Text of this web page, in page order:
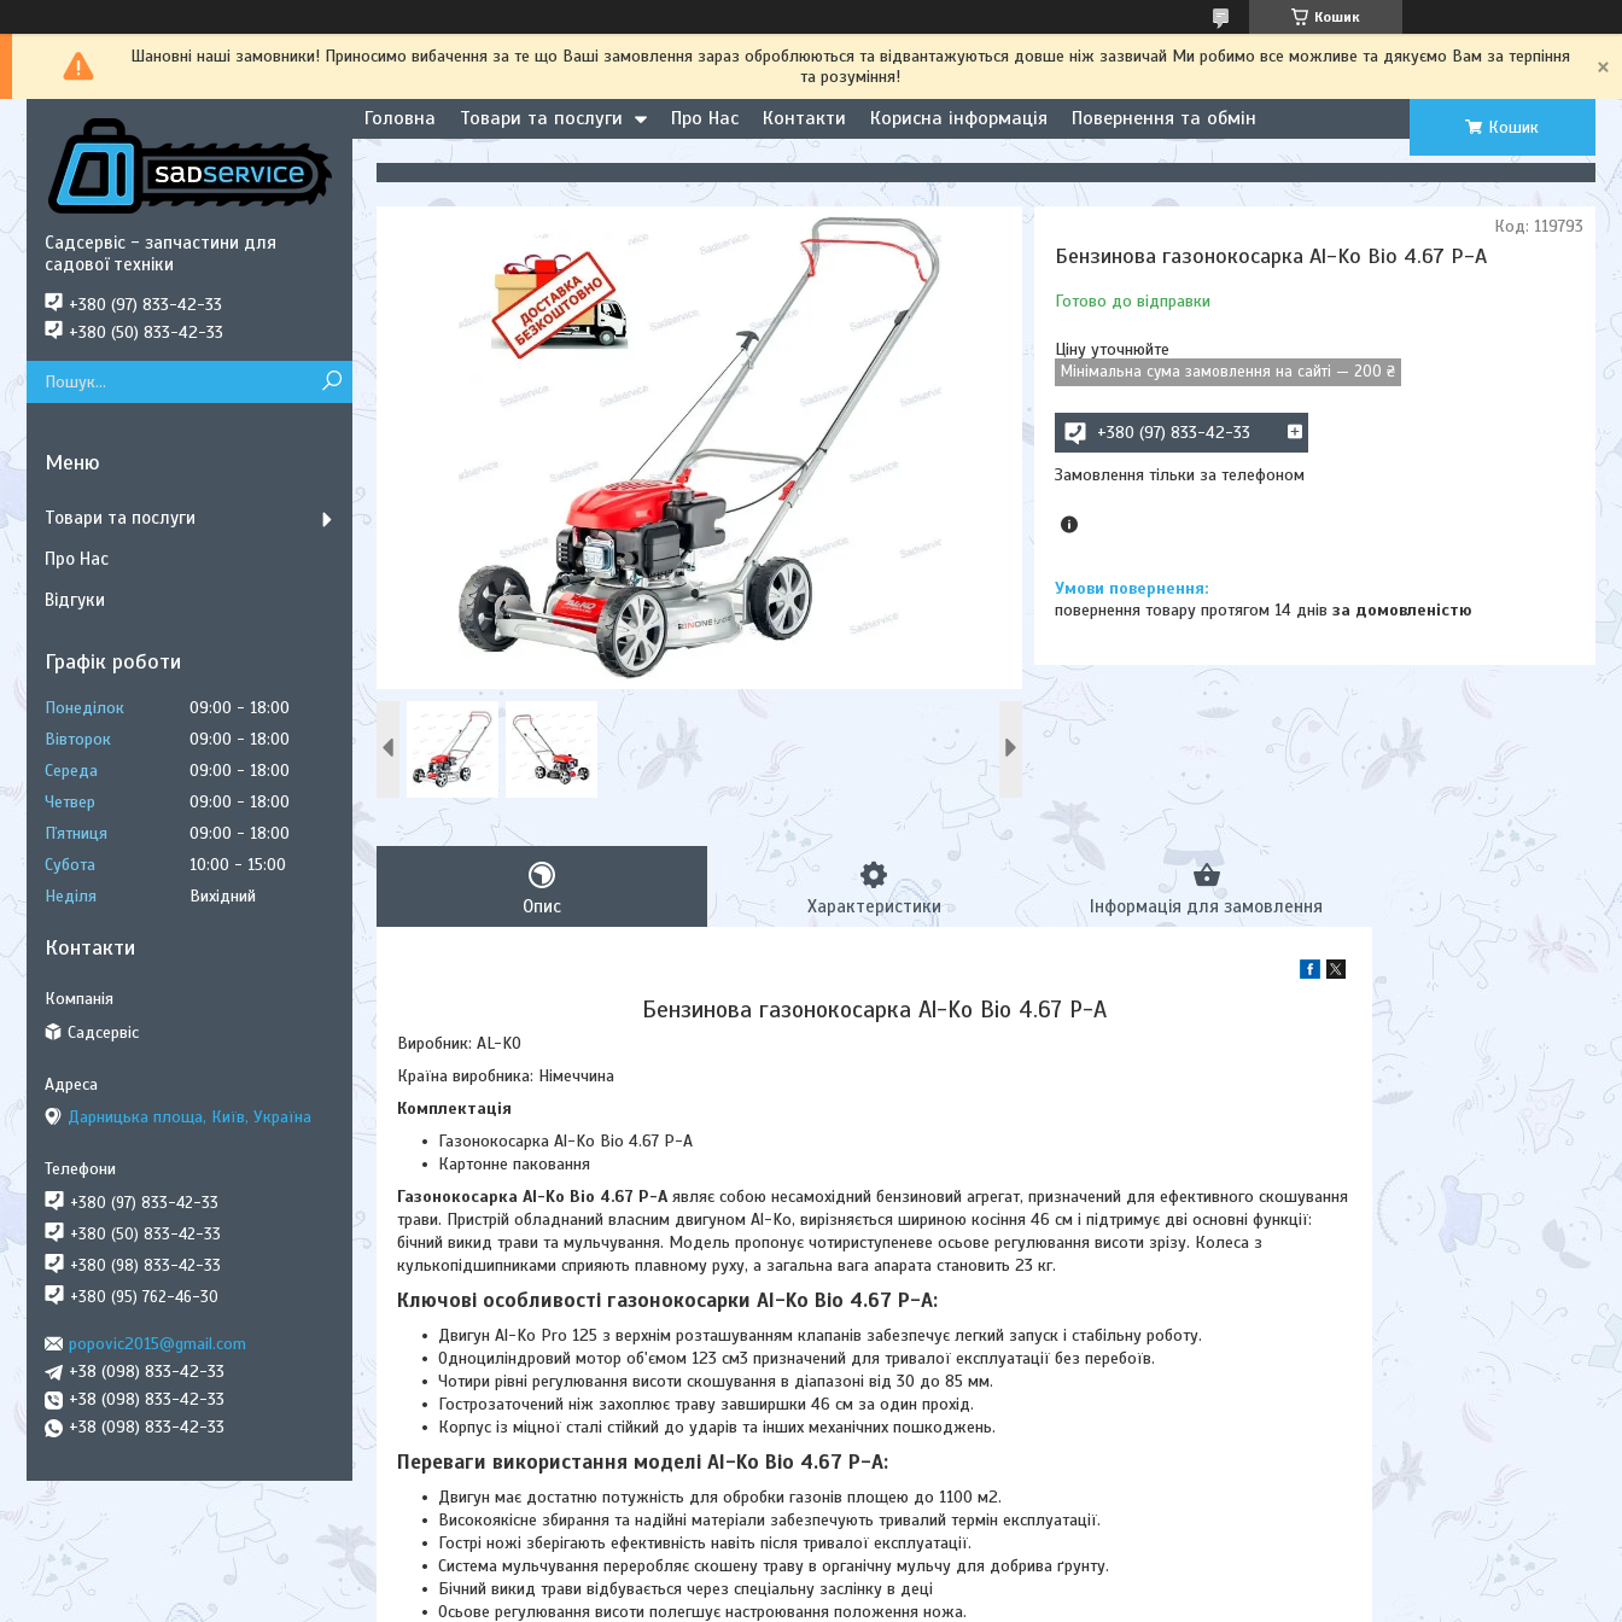
Кошик
Шановні наші замовники! Приносимо вибачення за те що Ваші замовлення зараз оброблюються та відвантажуються довше ніж зазвичай Ми робимо все можливе та дякуємо Вам за терпіння
та розуміння!
Головна Товари та послуги Про Нас Контакти Корисна інформація Повернення та обмін Кошик
Бензинова газонокосарка Al-Ko Bio 4.67 P-A
Готово до відправки
Код: 119793
Ціну уточнюйте
Мінімальна сума замовлення на сайті — 200 ₴
+380 (97) 833-42-33
Замовлення тільки за телефоном
повернення товару протягом 14 днівза домовленістю
Опис Характеристики Інформація для замовлення
Бензинова газонокосарка Al-Ko Bio 4.67 P-A
Виробник: AL-KO
Країна виробника: Німеччина
Комплектація
Газонокосарка Al-Ko Bio 4.67 P-A
Картонне паковання
Газонокосарка Al-Ko Bio 4.67 P-A являє собою несамохідний бензиновий агрегат, призначений для ефективного скошування
трави. Пристрій обладнаний власним двигуном Al-Ko, вирізняється шириною косіння 46 см і підтримує дві основні функції:
бічний викид трави та мульчування. Модель пропонує чотириступеневе осьове регулювання висоти зрізу. Колеса з
кулькопідшипниками сприяють плавному руху, а загальна вага апарата становить 23 кг.
Ключові особливості газонокосарки Al-Ko Bio 4.67 P-A:
Двигун Al-Ko Pro 125 з верхнім розташуванням клапанів забезпечує легкий запуск і стабільну роботу.
Одноциліндровий мотор об'ємом 123 см3 призначений для тривалої експлуатації без перебоїв.
Чотири рівні регулювання висоти скошування в діапазоні від 30 до 85 мм.
Гострозаточений ніж захоплює траву завширшки 46 см за один прохід.
Корпус із міцної сталі стійкий до ударів та інших механічних пошкоджень.
Переваги використання моделі Al-Ko Bio 4.67 P-A:
Двигун має достатню потужність для обробки газонів площею до 1100 м2.
Високоякісне збирання та надійні матеріали забезпечують тривалий термін експлуатації.
Гострі ножі зберігають ефективність навіть після тривалої експлуатації.
Система мульчування переробляє скошену траву в органічну мульчу для добрива ґрунту.
Бічний викид трави відбувається через спеціальну заслінку в деці
Осьове регулювання висоти полегшує настроювання положення ножа.
Садсервіс - запчастини для
садової техніки
+380 (97) 833-42-33
+380 (50) 833-42-33
Товари та послуги
Про Нас
Відгуки
Графік роботи
Понеділок 09:00
18:00
Вівторок
09:00
18:00
Середа
09:00
18:00
Четвер
09:00
18:00
Пʼятниця
09:00
18:00
Субота
10:00
15:00
Неділя
Вихідний
Контакти
Садсервіс
Дарницька площа, Київ, Україна
+380 (97) 833-42-33
+380 (50) 833-42-33
+380 (98) 833-42-33
+380 (95) 762-46-30
popovic2015@gmail.com
+38 (098) 833-42-33
+38 (098) 833-42-33
+38 (098) 833-42-33